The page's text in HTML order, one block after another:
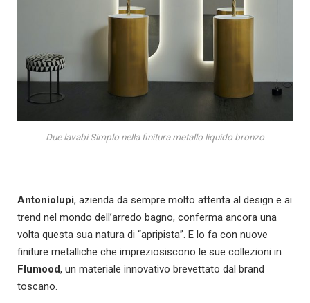
Due lavabi Simplo nella finitura metallo liquido bronzo
Antoniolupi, azienda da sempre molto attenta al design e ai
trend nel mondo dell’arredo bagno, conferma ancora una
volta questa sua natura di “apripista”. E lo fa con nuove
finiture metalliche che impreziosiscono le sue collezioni in
Flumood, un materiale innovativo brevettato dal brand
toscano.